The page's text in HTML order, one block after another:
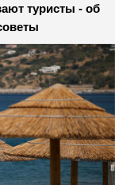
туристы - об